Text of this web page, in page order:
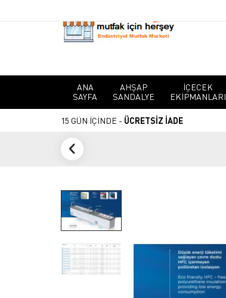
ANA
SAYFA
AHŞAP
SANDALYE
İÇECEK
EKIPMANLARI
15 GÜN İÇİNDE - ÜCRETSİZ İADE